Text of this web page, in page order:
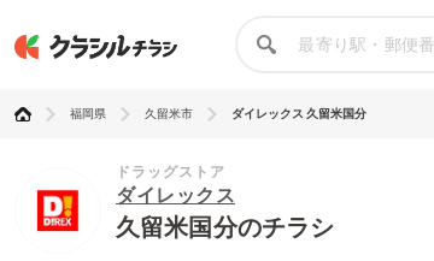
福岡県 久留米市 ダイレックス 久留米国分
ドラッグストア
ダイレックス
久留米国分のチラシ